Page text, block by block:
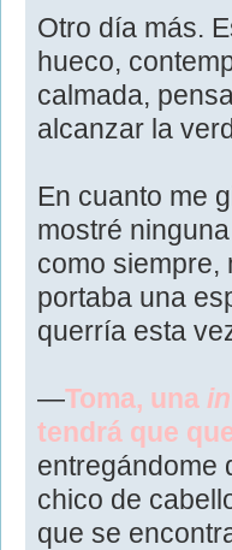
Otro día más.
hueco,
calmada,
alcanzar la
En cuanto me
mostré
como siempre,
portaba una
querría esta
—Toma, una
tendrá que
entregándome
chico de
que se